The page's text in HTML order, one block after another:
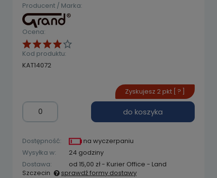
Ocena:
Producent / Marka:
Kod produktu:
KAT14072
do koszyka
Zyskujesz 2 pkt [ ? ]
Dostępność:
na wyczerpaniu
Wysyłka w:
24 godziny
Dostawa:
od 15,00 zł- Kurier Office - Land
Szczecin
sprawdź formy dostawy